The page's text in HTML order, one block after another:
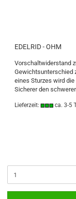
EDELRID - OHM
Vorschaltwiderstand
Gewichtsunterschied
eines Sturzes wird
Sicherer den
Lieferzeit: ca. 3-5